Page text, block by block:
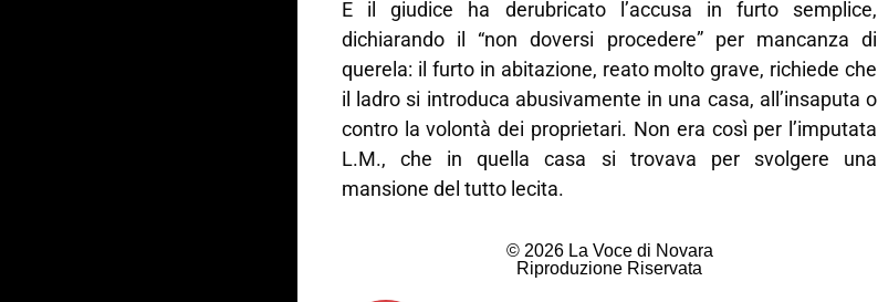
E il giudice ha derubricato l’accusa in furto semplice,
dichiarando il “non doversi procedere” per mancanza di
querela: il furto in abitazione, reato molto grave, richiede che
il ladro si introduca abusivamente in una casa, all’insaputa o
contro la volontà dei proprietari. Non era così per l’imputata
L.M., che in quella casa si trovava per svolgere una
mansione del tutto lecita.
© 2026 La Voce di Novara
Riproduzione Riservata